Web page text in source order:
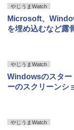
やじうまWatch
Microsoft、
を埋め込むなど露
やじうまWatch
Windowsのスター
ーのスクリーンシ
やじうまWatch